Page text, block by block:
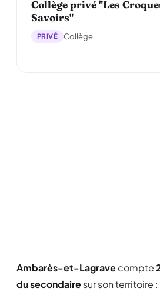
Collège privé "Les
Savoirs"
PRIVÉ Collège
Ambarès-et-Lagravecompte
du secondairesur son territoire :